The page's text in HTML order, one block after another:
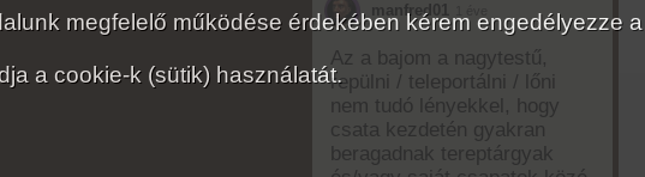
megfelelő működése érdekében kérem engedélyezze a
a cookie-k (sütik) használatát.
manfred01
Az a bajom a nagytestű,
repülni / teleportálni / lőni
nem tudó lényekkel, hogy
csata kezdetén gyakran
beragadnak tereptárgyak